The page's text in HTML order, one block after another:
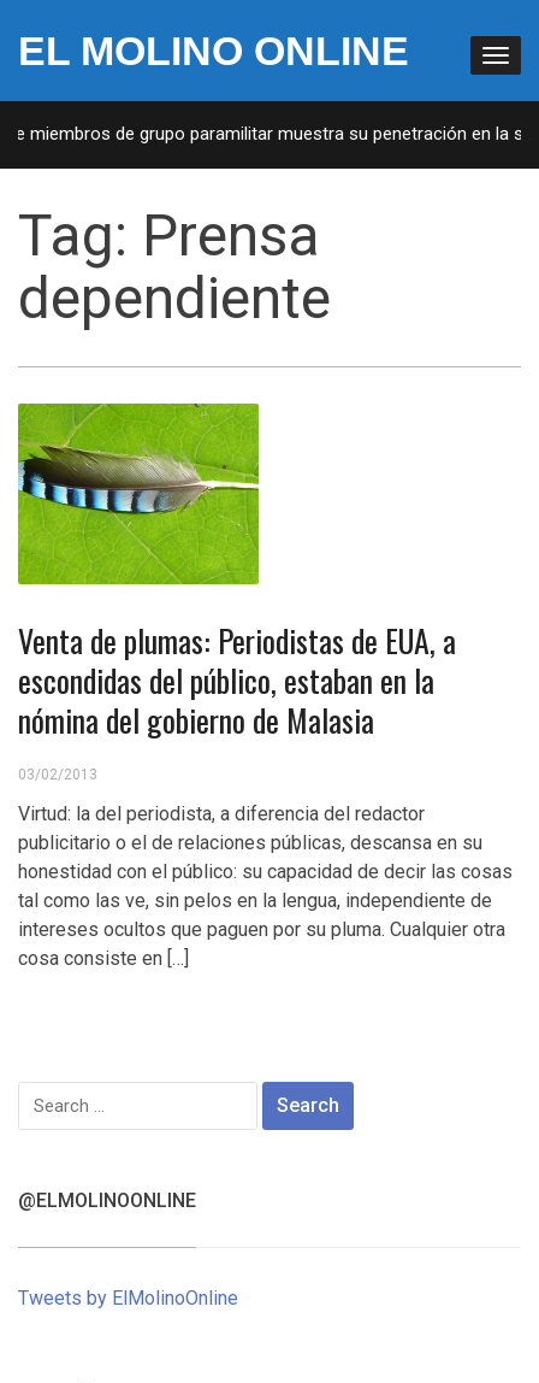
EL MOLINO ONLINE
miembros de grupo paramilitar muestra su penetración en la
Tag: Prensa
dependiente
Venta de plumas: Periodistas de EUA, a
escondidas del público, estaban en la
nómina del gobierno de Malasia
03/02/2013
Virtud: la del periodista, a diferencia del redactor
publicitario o el de relaciones públicas, descansa en su
honestidad con el público: su capacidad de decir las cosas
tal como las ve, sin pelos en la lengua, independiente de
intereses ocultos que paguen por su pluma. Cualquier otra
cosa consiste en […]
Search
for:
@ELMOLINOONLINE
Tweets by ElMolinoOnline